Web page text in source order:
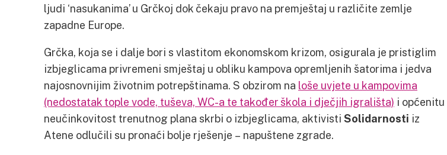
ljudi ‘nasukanima’ u Grčkoj dok čekaju pravo na premještaj u različite zemlje
zapadne Europe.
Grčka, koja se i dalje bori s vlastitom ekonomskom krizom, osigurala je pristiglim
izbjeglicama privremeni smještaj u obliku kampova opremljenih šatorima i jedva
najosnovnijim životnim potrepštinama. S obzirom na loše uvjete u kampovima
(nedostatak tople vode, tuševa, WC-a te također škola i dječjih igrališta) i općenitu
neučinkovitost trenutnog plana skrbi o izbjeglicama, aktivisti Solidarnosti iz
Atene odlučili su pronaći bolje rješenje – napuštene zgrade.